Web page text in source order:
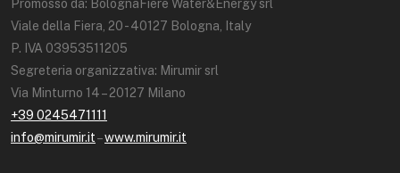
Promosso da: BolognaFiere Water&Energy srl
Viale della Fiera, 20 - 40127 Bologna, Italy
P. IVA 03953511205
Segreteria organizzativa: Mirumir srl
Via Minturno 14 – 20127 Milano
+39 0245471111
info@mirumir.it–www.mirumir.it